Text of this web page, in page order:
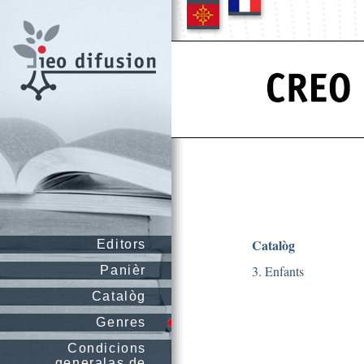
Editors
Panièr
Catalòg
Genres
Condicions
Catalòg
3. Enfants